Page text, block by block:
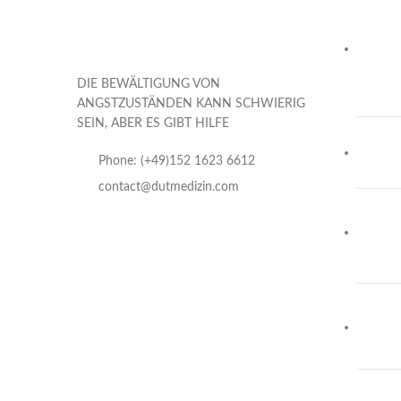
DIE BEWÄLTIGUNG VON
ANGSTZUSTÄNDEN KANN SCHWIERIG
SEIN, ABER ES GIBT HILFE
Phone: (+49)152 1623 6612
contact@dutmedizin.com